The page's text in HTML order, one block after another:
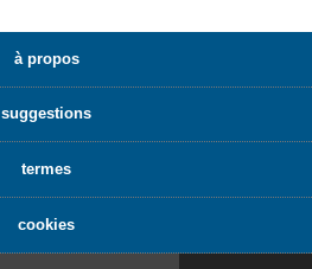
à propos
suggestions
termes
cookies